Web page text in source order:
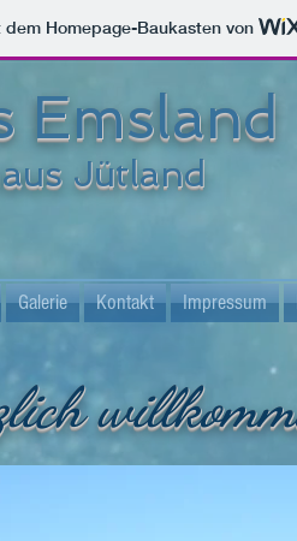
Homepage-Baukasten von
Emsland
Jütland
Galerie Kontakt Impressum